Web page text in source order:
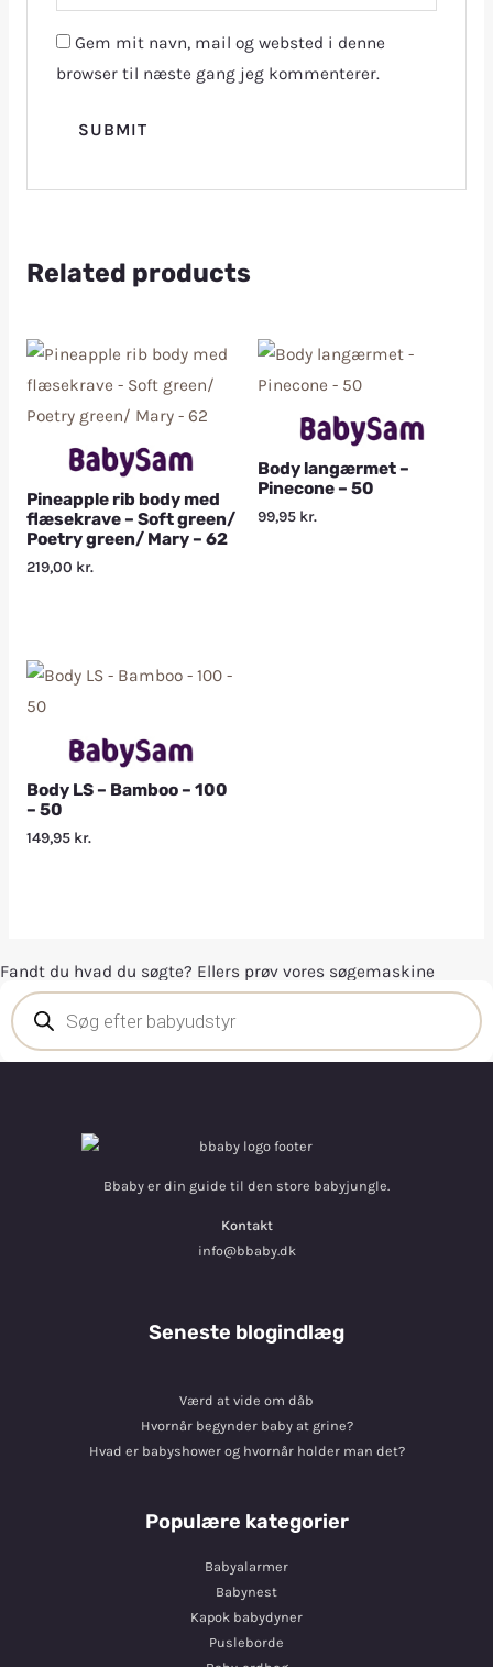
Gem mit navn, mail og websted i denne
browser til næste gang jeg kommenterer.
Related products
Pineapple rib body med
flæsekrave – Soft green/
Poetry green/ Mary – 62
219,00 kr.
Body langærmet –
Pinecone – 50
99,95 kr.
Body LS – Bamboo – 100
– 50
149,95 kr.
Fandt du hvad du søgte? Ellers prøv vores søgemaskine
Bbaby er din guide til den store babyjungle.
Kontakt
info@bbaby.dk
Seneste blogindlæg
Værd at vide om dåb
Hvornår begynder baby at grine?
Hvad er babyshower og hvornår holder man det?
Populære kategorier
Babyalarmer
Babynest
Kapok babydyner
Pusleborde